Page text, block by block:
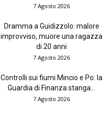
7 Agosto 2026
Dramma a Guidizzolo: malore
improvviso, muore una ragazza
di 20 anni
7 Agosto 2026
Controlli sui fiumi Mincio e Po: la
Guardia di Finanza stanga...
7 Agosto 2026